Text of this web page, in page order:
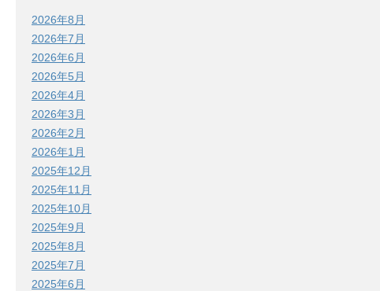
2026年8月
2026年7月
2026年6月
2026年5月
2026年4月
2026年3月
2026年2月
2026年1月
2025年12月
2025年11月
2025年10月
2025年9月
2025年8月
2025年7月
2025年6月